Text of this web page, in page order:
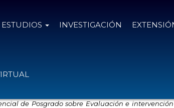
ESTUDIOS INVESTIGACIÓN
de Posgradosobre Evaluación e